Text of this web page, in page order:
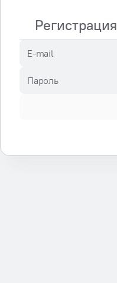
Регистрация
E-mail
Пароль